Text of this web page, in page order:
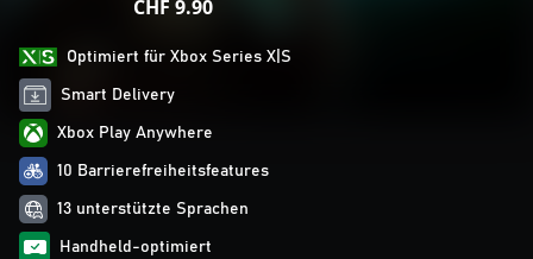
CHF 9.90
Optimiert für Xbox Series X|S
Smart Delivery
Xbox Play Anywhere
10 Barrierefreiheitsfeatures
13 unterstützte Sprachen
Handheld-optimiert